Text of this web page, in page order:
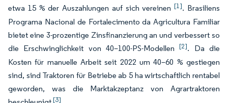
etwa 15 % der Auszahlungen auf sich vereinen[1]. Brasiliens
Programa Nacional de Fortalecimento da Agricultura Familiar
bietet eine 3-prozentige Zinsfinanzierung an und verbessert so
die Erschwinglichkeit von 40–100-PS-Modellen[2]. Da die
Kosten für manuelle Arbeit seit 2022 um 40–60 % gestiegen
sind, sind Traktoren für Betriebe ab 5 ha wirtschaftlich rentabel
geworden, was die Marktakzeptanz von Agrartraktoren
[3]